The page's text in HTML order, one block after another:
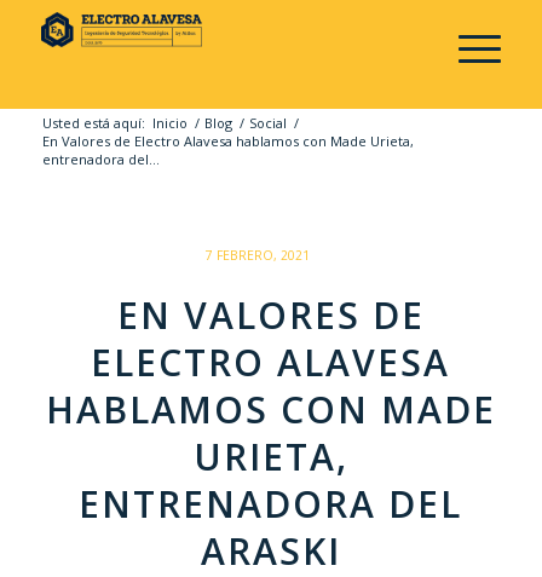
Usted está aquí: Inicio / Blog / Social /
En Valores de Electro Alavesa hablamos con Made Urieta,
entrenadora del...
7 FEBRERO, 2021
/
EN VALORES DE
ELECTRO ALAVESA
HABLAMOS CON MADE
URIETA,
ENTRENADORA DEL
ARASKI